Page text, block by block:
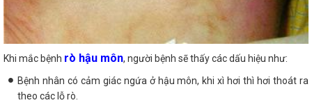
Khi mắc bệnh rò hậu môn, người bệnh sẽ thấy các dấu hiệu như:
Bệnh nhân có cảm giác ngứa ở hậu môn, khi xì hơi thì hơi thoát ra
theo các lỗ rò.